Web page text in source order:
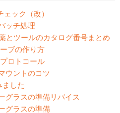
ック（改）
ッチ処理
とツールのカタログ番号まとめ
ブの作り方
ロトコール
ウントのコツ
ました
グラスの準備リバイス
グラスの準備